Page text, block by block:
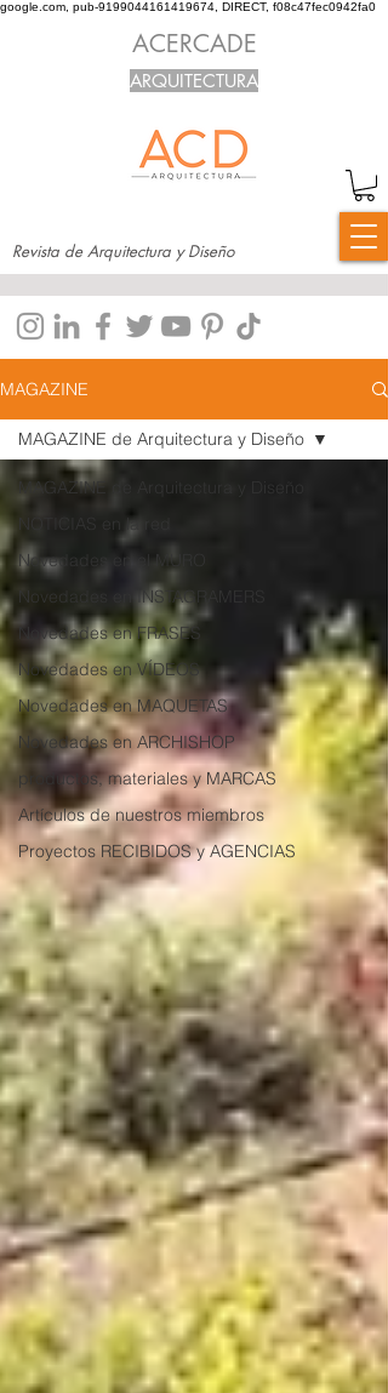
google.com, pub-9199044161419674, DIRECT, f08c47fec0942fa0
Revista de Arquitectura y Diseño
ACERCADE
ARQUITECTURA
MAGAZINE
MAGAZINE de Arquitectura y Diseño
NOTICIAS en la red
Novedades en el MURO
Novedades en INSTAGRAMERS
Novedades en FRASES
Novedades en VÍDEOS
Novedades en MAQUETAS
Novedades en ARCHISHOP
productos, materiales y MARCAS
Artículos de nuestros miembros
Proyectos RECIBIDOS y AGENCIAS
MAGAZINE de Arquitectura y Diseño